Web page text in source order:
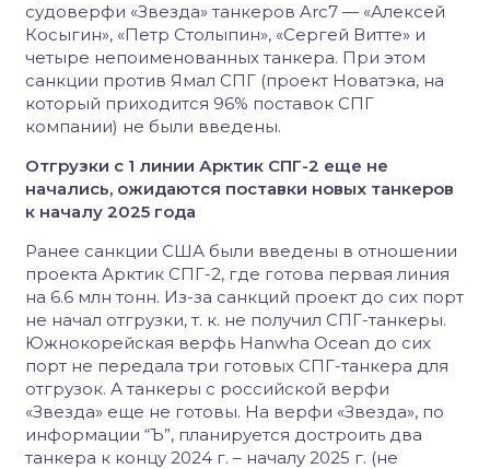
судоверфи «Звезда» танкеров Arc7 — «Алексей
Косыгин», «Петр Столыпин», «Сергей Витте» и
четыре непоименованных танкера. При этом
санкции против Ямал СПГ (проект Новатэка, на
который приходится 96% поставок СПГ
компании) не были введены.
Отгрузки с 1 линии Арктик СПГ-2 еще не
начались, ожидаются поставки новых танкеров
к началу 2025 года
Ранее санкции США были введены в отношении
проекта Арктик СПГ-2, где готова первая линия
на 6.6 млн тонн. Из-за санкций проект до сих порт
не начал отгрузки, т. к. не получил СПГ-танкеры.
Южнокорейская верфь Hanwha Ocean до сих
порт не передала три готовых СПГ-танкера для
отгрузок. А танкеры с российской верфи
«Звезда» еще не готовы. На верфи «Звезда», по
информации “Ъ”, планируется достроить два
танкера к концу 2024 г. – началу 2025 г. (не